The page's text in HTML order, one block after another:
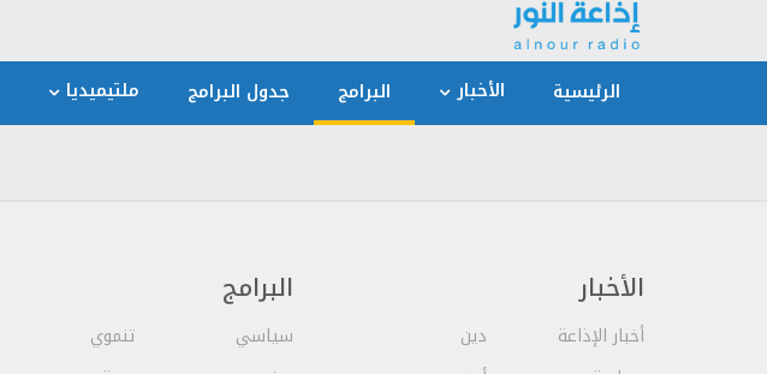
الرئيسية الأخبار البرامج جدول البرامج ملتيميديا
الأخبار
أخبار الإذاعة
دين
البرامج
سياسي
تنموي